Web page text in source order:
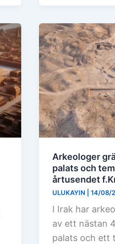
Arkeologer
palats och
årtusendet
ULUKAYIN 14/08/
I Irak har
av ett nästan
palats och ett